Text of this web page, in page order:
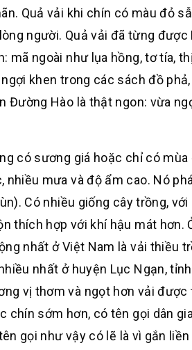
Quả vải khi chín có màu đỏ
người. Quả vải đã từng được
mã ngoài như lụa hồng, tơ tía,
khen trong các sách đồ
Đường Hào là thật ngon: vừa
có sương giá hoặc chỉ có mùa
nhiều mưa và độ ẩm cao. Nó
Có nhiều giống cây trồng,
thích hợp với khí hậu mát hơn.
nhất ở Việt Nam là vải thiều
nhất ở huyện Lục Ngạn,
vị thơm và ngọt hơn vải được
sớm hơn, có tên gọi dân
gọi như vậy có lẽ là vì gắn